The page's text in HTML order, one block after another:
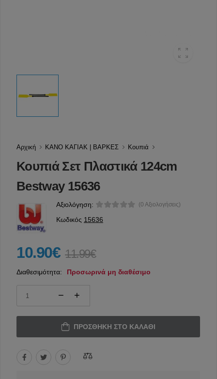
Αρχική ΚΑΝΟ ΚΑΓΙΑΚ | ΒΑΡΚΕΣ Κουπιά
Κουπιά Σετ Πλαστικά 124cm
Bestway 15636
Αξιολόγηση: (0 Αξιολογήσεις)
Κωδικός 15636
10.90€ 11.99€
Διαθεσιμότητα: Προσωρινά μη διαθέσιμο
ΠΡΟΣΘΉΚΗ ΣΤΟ ΚΑΛΆΘΙ